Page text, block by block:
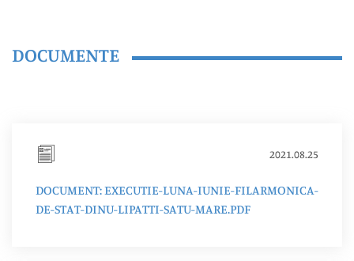
DOCUMENTE
2021.08.25
DOCUMENT: EXECUTIE-LUNA-IUNIE-FILARMONICA-
DE-STAT-DINU-LIPATTI-SATU-MARE.PDF